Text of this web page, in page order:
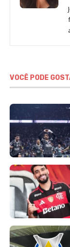
VOCÊ PODE